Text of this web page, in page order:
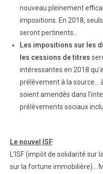
nouveau pleinement
impositions. En 2018,
seront pertinents…
Les impositions sur les
les cessions de titres
intéressantes en 2018
prélèvement à la source…
soient amendés dans
prélèvements sociaux
Le nouvel ISF
L’ISF (impôt de solidarité
sur la fortune immobilière)…